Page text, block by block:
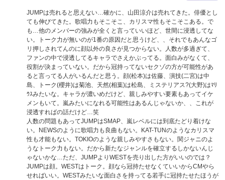
JUMPは売れると思えない…確かに、山田涼介は売れてきた。俳優とし
ても伸びてきた。歌唱力もそこそこ、カリスマ性もそこそこある。で
も…他のメンバーの強みが全くと言っていいほど、世間に浸透してな
い。トーク力が無いのが1番の原因だと思うけど、、それでもあんなゴ
リ押しされてんのに顔以外の良さが見つからない。人数が多過ぎて、
ファンの中で浸透してるキャラでさえかぶってる。面白みがなくて、
役割が決まっていない。だから冠持ってないセクゾの方が可能性があ
ると言ってる人がいるんだと思う。顔(松本)は佐藤、演技(二宮)は中
島、トーク(櫻井)は菊池、天然(相葉)は松島、ミステリアス?(大野)はﾏﾘ
ｳｽみたいな。キャラが濃いめだけど、親しみやすい要素もあってイケ
メンもいて。嵐みたいになれる可能性はあるんじゃないか、、これが
浸透すればの話だけど…笑
人数の問題もあってJUMPはSMAP、嵐レベルには到底たどり着けな
い。NEWSのように歌唱力も良曲もない。KAT-TUNのようなカリスマ
性も才能もない。TOKIOのような親しみやすさもない。関ジャニのよ
うなトーク力もない。だから新たなジャンルを確立するしかないんじ
ゃないかな…ただ、JUMPよりWESTを売り出した方がいいのでは？
JUMPは顔。WESTはトーク。顔なら冠持たせなくていいからCMやら
せればいい。WESTみたいな面白さを持ってる若手に冠持たせたほうが